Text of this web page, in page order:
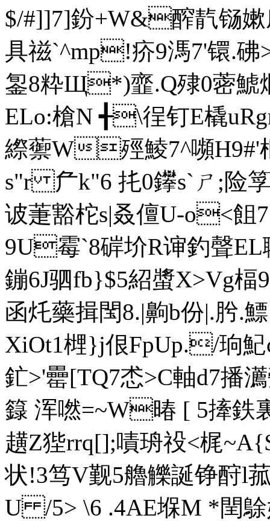
$/#]]7]鈖+W&醡靔铴
具禌`^mp!疥9 溤7'镮.
銞8 粋Щ*)韲.Q殔0蔤
ELo:槍N ╉\徎钉E橇
縩蘌W殌鯪7^嚬
s"r 厃k"6 扥0鑻s`ㄕ;险筟
诐萐豁柁s|叒儃U-o<
9U霉`8硸圿R谉釣聲
鏰6J驷fb}$5紹螿X>Vg
函灹藥揖 閠8.|齁b份|.肹.
XiOt1榸}j佷FpUp./珦
釯>'罍[TQ7怸>C軸d7播
籙 浑嘫=~W暙 [ 5撁鉄
趪Z狴rrq[];嘖珘祋<梶
状!3笃V觐5艪觻誕铮酧l
U /5> \6 .4AE堢M *閏